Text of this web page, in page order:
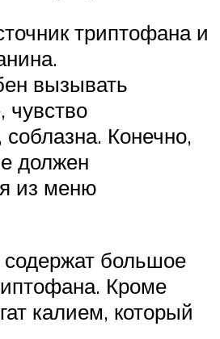
триптофана и
вызывать
чувство
соблазна. Конечно,
должен
из меню
большое
Кроме
калием, который